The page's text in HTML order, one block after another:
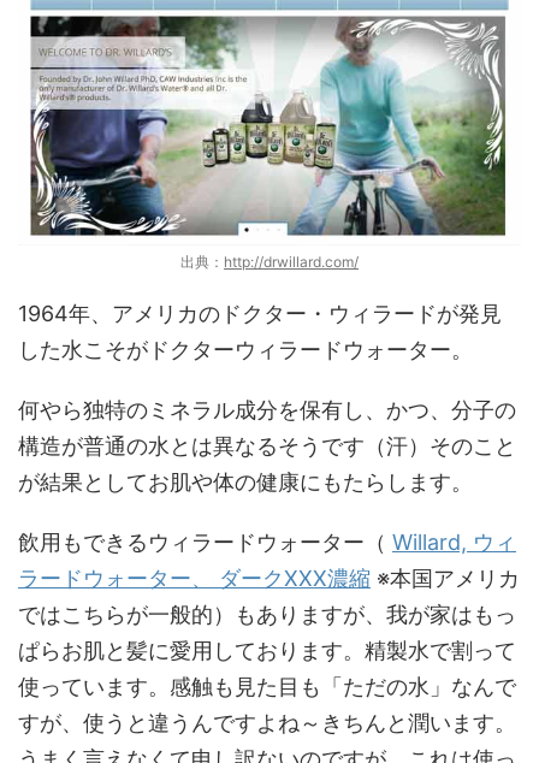
出典： http://drwillard.com/
1964年、アメリカのドクター・ウィラードが発見
した水こそがドクターウィラードウォーター。
何やら独特のミネラル成分を保有し、かつ、分子の
構造が普通の水とは異なるそうです（汗）そのこと
が結果としてお肌や体の健康にもたらします。
飲用もできるウィラードウォーター（ Willard, ウィ
ラードウォーター、 ダークXXX濃縮 ※本国アメリカ
ではこちらが一般的）もありますが、我が家はもっ
ぱらお肌と髪に愛用しております。精製水で割って
使っています。感触も見た目も「ただの水」なんで
すが、使うと違うんですよね～きちんと潤います。